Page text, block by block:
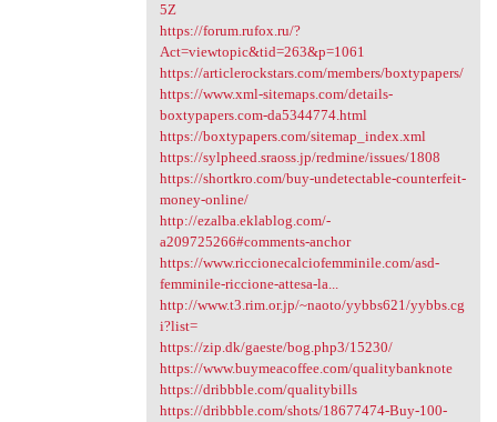
5Z
https://forum.rufox.ru/?
Act=viewtopic&tid=263&p=1061
https://articlerockstars.com/members/boxtypapers/
https://www.xml-sitemaps.com/details-
boxtypapers.com-da5344774.html
https://boxtypapers.com/sitemap_index.xml
https://sylpheed.sraoss.jp/redmine/issues/1808
https://shortkro.com/buy-undetectable-counterfeit-
money-online/
http://ezalba.eklablog.com/-
a209725266#comments-anchor
https://www.riccionecalciofemminile.com/asd-
femminile-riccione-attesa-la...
http://www.t3.rim.or.jp/~naoto/yybbs621/yybbs.cg
i?list=
https://zip.dk/gaeste/bog.php3/15230/
https://www.buymeacoffee.com/qualitybanknote
https://dribbble.com/qualitybills
https://dribbble.com/shots/18677474-Buy-100-